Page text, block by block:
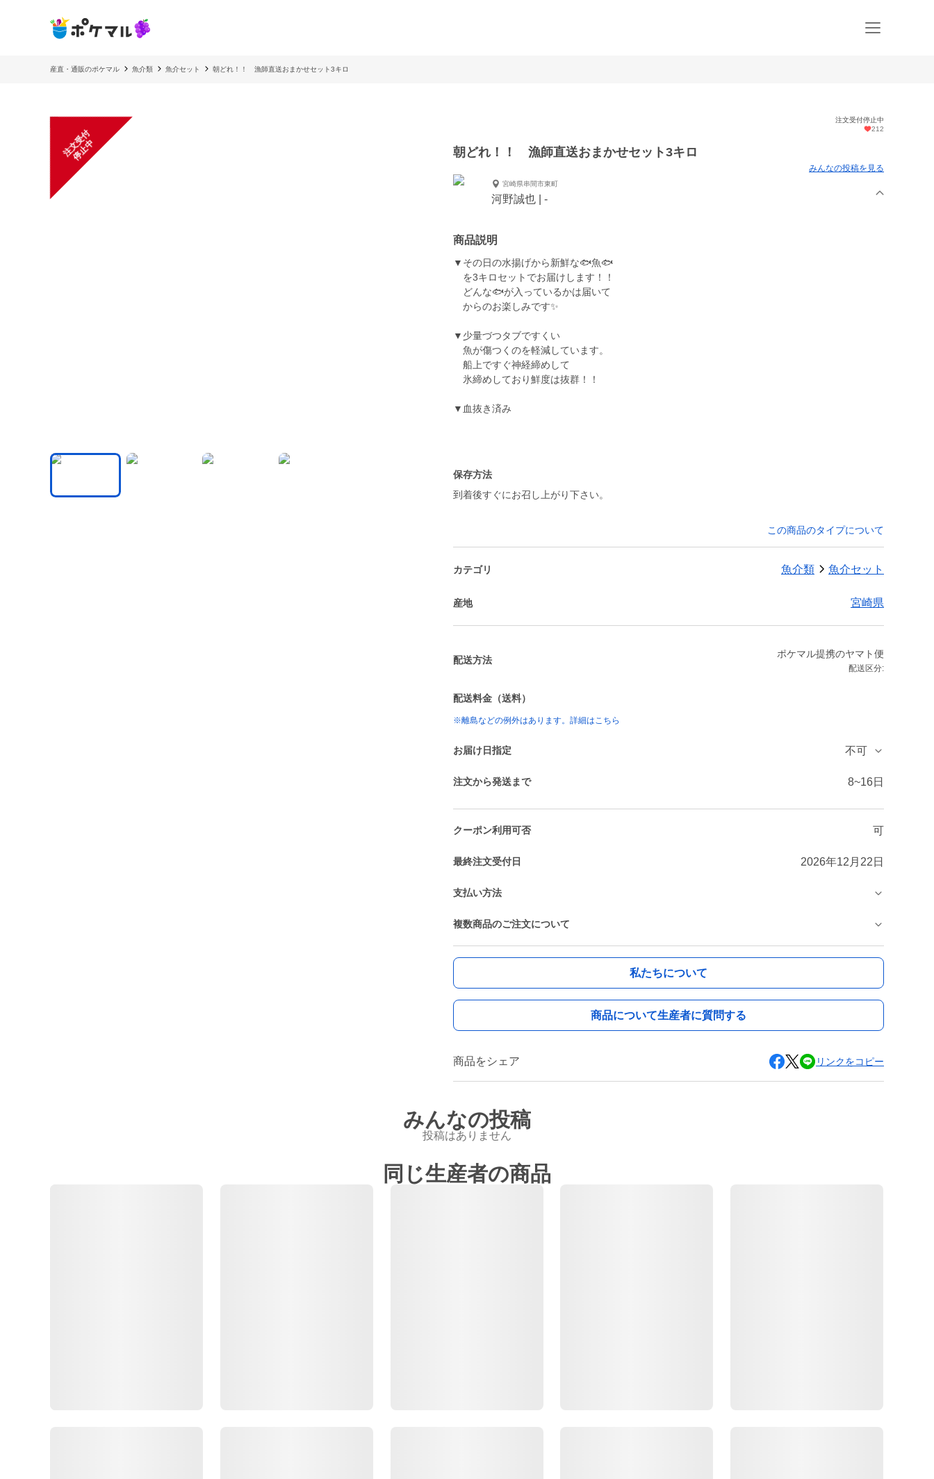
産直・通販のポケマル 魚介類 魚介セット 朝どれ！！ 漁師直送おまかせセット3キロ
注
文
受
付
停
止
中
注文受付停止中
212
朝どれ！！ 漁師直送おまかせセット3キロ
みんなの投稿を見る
宮崎県串間市東町
河野誠也 | -
商品説明
▼その日の水揚げから新鮮な🐟魚🐟
を3キロセットでお届けします！！
どんな🐟が入っているかは届いて
からのお楽しみです✨
▼少量づつタブですくい
魚が傷つくのを軽減しています。
船上ですぐ神経締めして
氷締めしており鮮度は抜群！！
▼血抜き済み
保存方法
到着後すぐにお召し上がり下さい。
この商品のタイプについて
カテゴリ 魚介類 魚介セット
産地 宮崎県
配送方法
ポケマル提携のヤマト便
配送区分:
配送料金（送料）
※離島などの例外はあります。詳細はこちら
お届け日指定 不可
注文から発送まで 8~16日
クーポン利用可否 可
最終注文受付日 2026年12月22日
支払い方法
複数商品のご注文について
私たちについて
商品について生産者に質問する
商品をシェア リンクをコピー
みんなの投稿
投稿はありません
同じ生産者の商品